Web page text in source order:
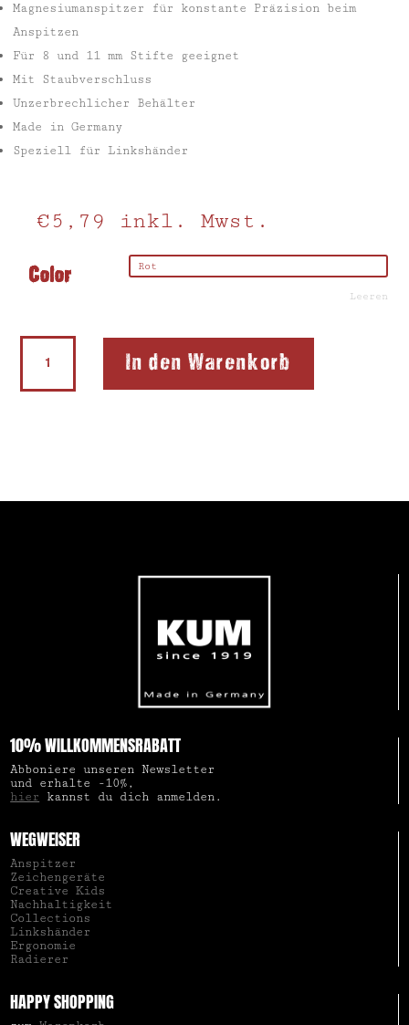
Magnesiumanspitzer für konstante Präzision beim
Anspitzen
Für 8 und 11 mm Stifte geeignet
Mit Staubverschluss
Unzerbrechlicher Behälter
Made in Germany
Speziell für Linkshänder
€5,79 inkl. Mwst.
Color
Leeren
Doppelanspitzer
Softie®
M2
In den Warenkorb
10% WILLKOMMENSRABATT
Abboniere unseren Newsletter
und erhalte -10%,
hier kannst du dich anmelden.
WEGWEISER
Anspitzer
Zeichengeräte
Creative Kids
Nachhaltigkeit
Collections
Linkshänder
Ergonomie
Radierer
HAPPY SHOPPING